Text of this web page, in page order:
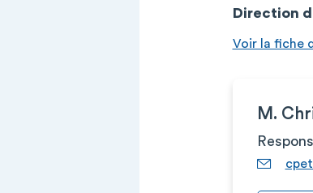
Direction
Voir la fiche
M.